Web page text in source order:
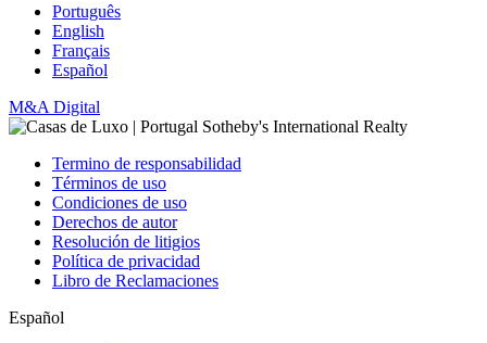
Português
English
Français
Español
M&A Digital
Termino de responsabilidad
Términos de uso
Condiciones de uso
Derechos de autor
Resolución de litigios
Política de privacidad
Libro de Reclamaciones
Español